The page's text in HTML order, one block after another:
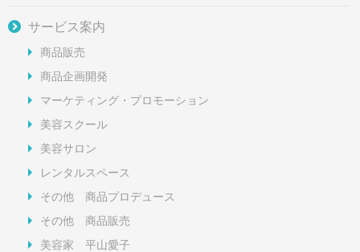
サービス案内
商品販売
商品企画開発
マーケティング・プロモーション
美容スクール
美容サロン
レンタルスペース
その他 商品プロデュース
その他 商品販売
美容家 平山愛子